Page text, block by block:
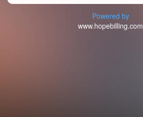
Powered by
www.hopebilling.com